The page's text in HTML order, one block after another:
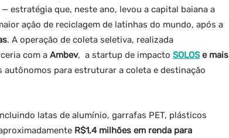
estratégia que, neste ano, levou a capital baiana a
ação de reciclagem de latinhas do mundo, após a
. A operação de coleta seletiva, realizada
com a Ambev, a startup de impacto SOLOSe mais
para estruturar a coleta e destinação
latas de alumínio, garrafas PET, plásticos
R$1,4 milhões em renda para